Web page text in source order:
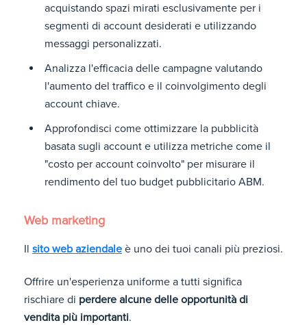
acquistando spazi mirati esclusivamente per i
segmenti di account desiderati e utilizzando
messaggi personalizzati.
Analizza l'efficacia delle campagne valutando
l'aumento del traffico e il coinvolgimento degli
account chiave.
Approfondisci come ottimizzare la pubblicità
basata sugli account e utilizza metriche come il
"costo per account coinvolto" per misurare il
rendimento del tuo budget pubblicitario ABM.
Web marketing
Il sito web aziendale è uno dei tuoi canali più preziosi.
Offrire un'esperienza uniforme a tutti significa
rischiare di perdere alcune delle opportunità di
vendita più importanti.